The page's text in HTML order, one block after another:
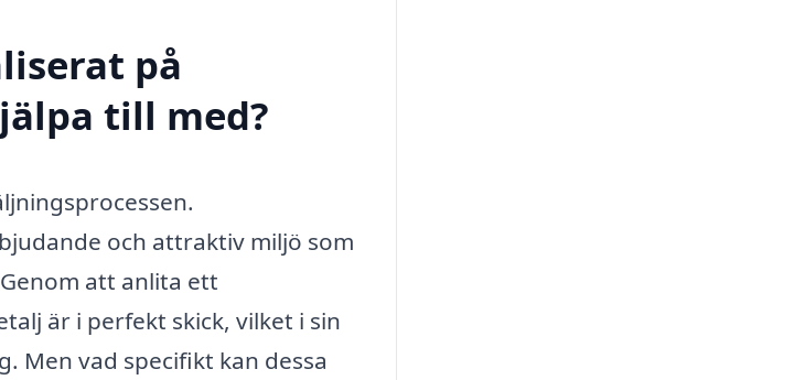
på
till med?
och attraktiv miljö som
att anlita ett
är i perfekt skick, vilket i sin
Men vad specifikt kan dessa